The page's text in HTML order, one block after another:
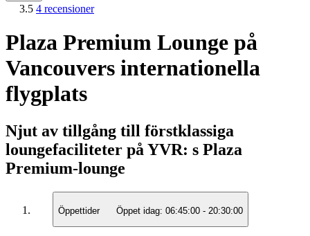
3.5 4 recensioner
Plaza Premium Lounge på
Vancouvers internationella
flygplats
Njut av tillgång till förstklassiga
loungefaciliteter på YVR: s Plaza
Premium-lounge
Öppettider Öppet idag: 06:45:00 - 20:30:00